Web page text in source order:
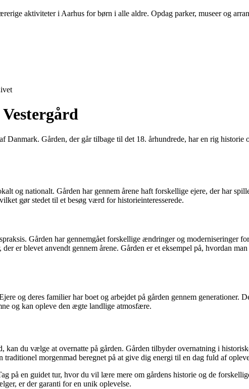
aktiviteter i Aarhus for børn i alle aldre. Opdag parker, museer og
Danmark. Gården, der går tilbage til det 18. århundrede, har en rig
og nationalt. Gården har gennem årene haft forskellige ejere, der har
gør stedet til et besøg værd for historieinteresserede.
Gården har gennemgået forskellige ændringer og moderniseringer
er blevet anvendt gennem årene. Gården er et eksempel på, hvordan
og deres familier har boet og arbejdet på gården gennem
og kan opleve den ægte landlige atmosfære.
kan du vælge at overnatte på gården. Gården tilbyder overnatning i
morgenmad beregnet på at give dig energi til en dag fuld af
på en guidet tur, hvor du vil lære mere om gårdens historie og de
er der garanti for en unik oplevelse.